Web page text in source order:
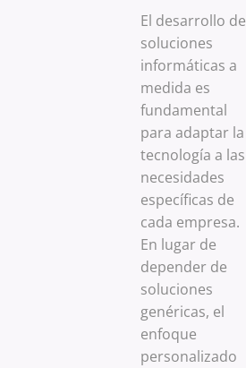
El desarrollo de
soluciones
informáticas a
medida es
fundamental
para adaptar la
tecnología a las
necesidades
específicas de
cada empresa.
En lugar de
depender de
soluciones
genéricas, el
enfoque
personalizado